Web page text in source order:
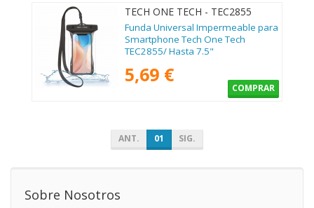
TECH ONE TECH - TEC2855
Funda Universal Impermeable para
Smartphone Tech One Tech
TEC2855/ Hasta 7.5"
5,69 €
COMPRAR
ANT. 01 SIG.
Sobre Nosotros